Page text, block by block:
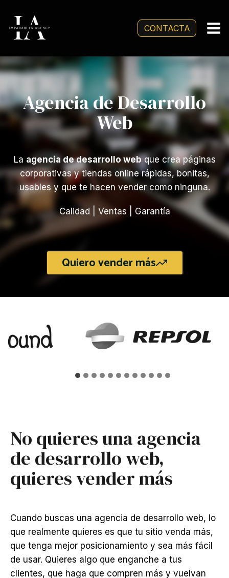
contenido
CONTACTA
Agencia de Desarrollo
Web
La agencia de desarrollo web que crea páginas
corporativas y tiendas online rápidas, bonitas,
usables y que te hacen vender como ninguna.
Calidad | Ventas | Garantía
Quiero vender más
No quieres una agencia
de desarrollo web,
quieres vender más
Cuando buscas una agencia de desarrollo web, lo
que realmente quieres es que tu sitio venda más,
que tenga mejor posicionamiento y sea más fácil
de usar. Quieres algo que enganche a tus
clientes, que haga que compren más y vuelvan